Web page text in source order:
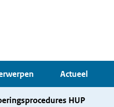
Actueel
HUP